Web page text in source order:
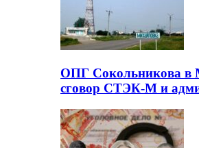
ОПГ Сокольникова в
сговор СТЭК-М и